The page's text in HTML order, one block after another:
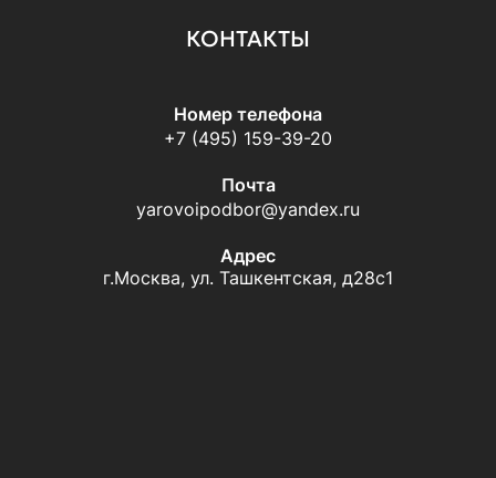
КОНТАКТЫ
Номер телефона
+7 (495) 159-39-20
Почта
yarovoipodbor@yandex.ru
Адрес
г.Москва, ул. Ташкентская, д28с1